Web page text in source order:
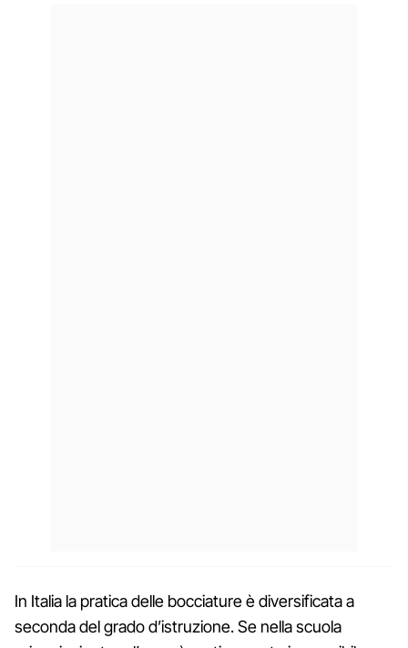
In Italia la pratica delle bocciature è diversificata a
seconda del grado d’istruzione. Se nella scuola